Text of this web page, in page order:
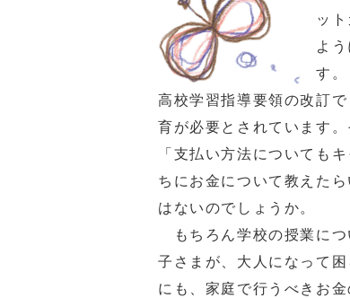
ッ
よ
す
高校学習指導要領の改訂
育が必要とされています
「支払い方法についても
ちにお金について教えた
はないのでしょうか。
もちろん学校の授業につ
子さまが、大人になって
にも、家庭で行うべきお